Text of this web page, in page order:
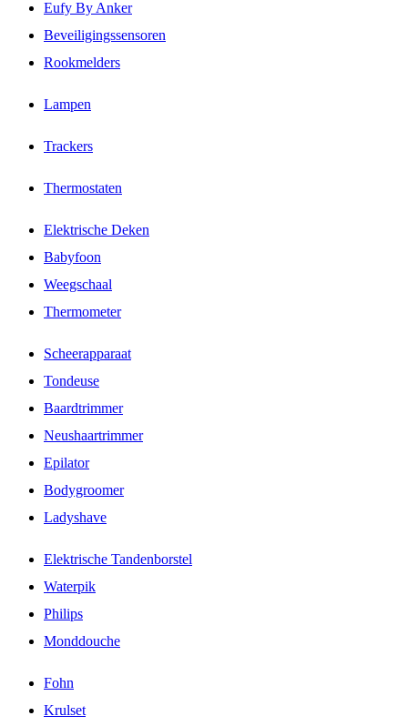
Eufy By Anker
Beveiligingssensoren
Rookmelders
Lampen
Trackers
Thermostaten
Elektrische Deken
Babyfoon
Weegschaal
Thermometer
Scheerapparaat
Tondeuse
Baardtrimmer
Neushaartrimmer
Epilator
Bodygroomer
Ladyshave
Elektrische Tandenborstel
Waterpik
Philips
Monddouche
Fohn
Krulset